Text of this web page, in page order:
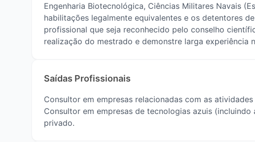
Engenharia Biotecnológica, Ciências Militares Navais
habilitações legalmente equivalentes e os detentores
profissional que seja reconhecido pelo conselho
realização do mestrado e demonstre larga experiência
Saídas Profissionais
Consultor em empresas relacionadas com as
Consultor em empresas de tecnologias azuis
privado.